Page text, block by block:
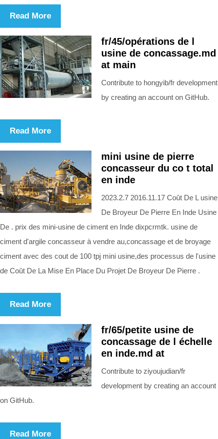
Read More
fr/45/opérations de l
usine de concassage.md
at main
Contribute to hongyib/fr development
by creating an account on GitHub.
Read More
mini usine de pierre
concasseur du co t total
en inde
2023.2.7 2016.11.17 Coût De L usine
De Broyeur De Pierre En Inde Usine
De . prix des mini-usine de ciment en Inde dixpcrmtk. usine de
ciment d'argile concasseur à vendre au,concassage et de broyage
ciment avec des cout de 100 tpj mini usine,des processus de l'usine
de Coût De La Mise En Place Du Projet De Broyeur De Pierre .
Read More
fr/65/petite usine de
concassage de l échelle
en inde.md at
Contribute to ziyoujudian/fr
development by creating an account
on GitHub.
Read More